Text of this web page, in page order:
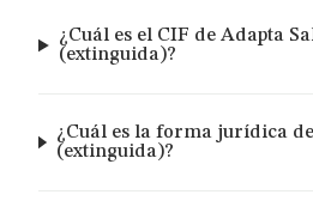
¿Cuál es el CIF de Adapta
(extinguida)?
¿Cuál es la forma jurídica
(extinguida)?